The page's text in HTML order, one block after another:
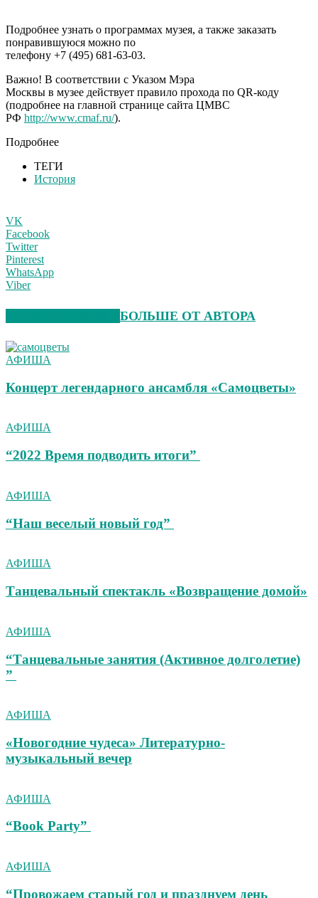
Подробнее узнать о программах музея, а также заказать
понравившуюся можно по
телефону +7 (495) 681-63-03.
Важно! В соответствии с Указом Мэра
Москвы в музее действует правило прохода по QR-коду
(подробнее на главной странице сайта ЦМВС
РФ http://www.cmaf.ru/).
Подробнее
ТЕГИ
История
VK
Facebook
Twitter
Pinterest
WhatsApp
Viber
БОЛЬШЕ ОТ АВТОРА
АФИША
Концерт легендарного ансамбля «Самоцветы»
АФИША
“2022 Время подводить итоги”
АФИША
“Наш веселый новый год”
АФИША
Танцевальный спектакль «Возвращение домой»
АФИША
“Танцевальные занятия (Активное долголетие)
”
АФИША
«Новогодние чудеса» Литературно-
музыкальный вечер
АФИША
“Book Party”
АФИША
“Провожаем старый год и празднуем день